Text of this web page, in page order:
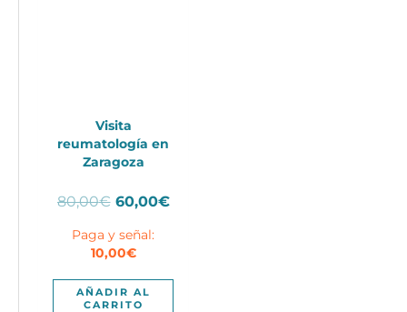
Visita
reumatología en
Zaragoza
80,00€ El
original
era:
80,00€.
60,00€El
60,00€.
Paga y señal:
10,00€
AÑADIR AL
CARRITO